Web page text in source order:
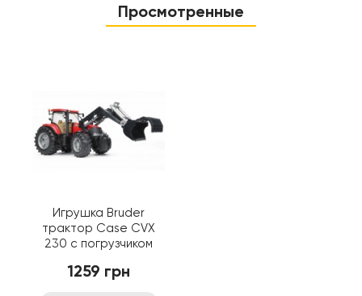
Просмотренные
Игрушка Bruder
трактор Case CVX
230 с погрузчиком
1259 грн